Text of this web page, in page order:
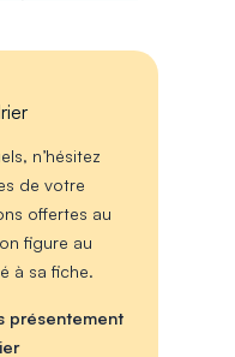
n’hésitez
de votre
offertes au
figure au
à sa fiche.
présentement